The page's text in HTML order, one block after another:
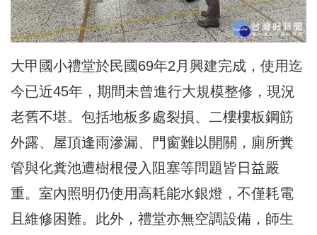
大甲國小禮堂於民國69年2月興建完成，使用迄
今已近45年，期間未曾進行大規模整修，現況
老舊不堪。包括地板多處裂損、二樓樓板鋼筋
外露、屋頂逢雨滲漏、門窗難以開關，廁所糞
管與化糞池遭樹根侵入阻塞等問題皆日益嚴
重。室內照明仍使用高耗能水銀燈，不僅耗電
且維修困難。此外，禮堂亦無空調設備，師生